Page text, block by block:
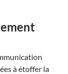
à étoffer la